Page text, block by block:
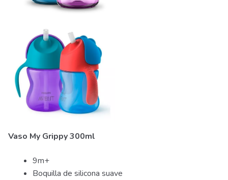
Vaso My Grippy 300ml
9m+
Boquilla de silicona suave